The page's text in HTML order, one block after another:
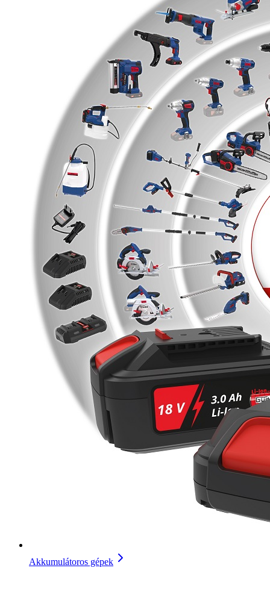
Akkumulátoros gépek